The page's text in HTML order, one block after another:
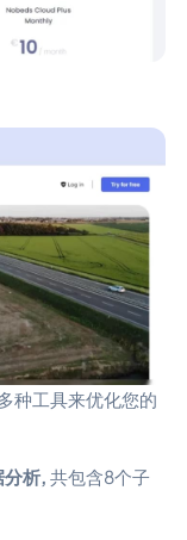
种工具来优化您的
分析, 共包含8个子